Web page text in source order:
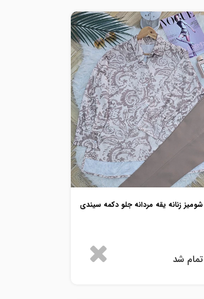
شومیز زنانه یقه مردانه جلو دکمه سیندی
تمام شد